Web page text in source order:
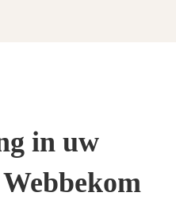
in uw